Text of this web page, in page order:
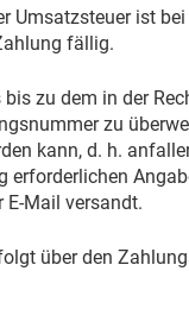
Umsatzsteuer ist
fällig.
zu dem in der
zu
kann, d. h.
erforderlichen
E-Mail versandt.
über den